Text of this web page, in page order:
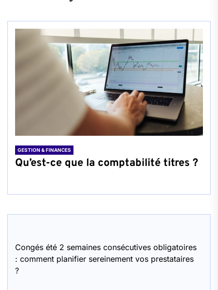
GESTION & FINANCES
Qu’est-ce que la comptabilité titres ?
Congés été 2 semaines consécutives obligatoires
: comment planifier sereinement vos prestataires
?